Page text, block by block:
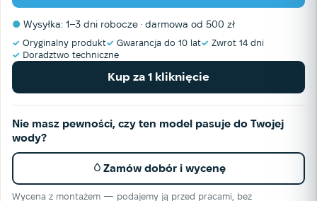
gorącej
wody
10"
● Wysyłka: 1–3 dni robocze · darmowa od 500 zł
✓ Oryginalny produkt✓ Gwarancja do 10 lat✓ Zwrot 14 dni
✓ Doradztwo techniczne
Kup za 1 kliknięcie
Nie masz pewności, czy ten model pasuje do Twojej
wody?
Zamów dobór i wycenę
Wycena z montażem — podajemy ją przed pracami, bez